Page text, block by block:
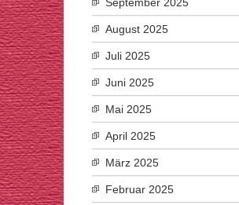
August 2025
Juli 2025
Juni 2025
Mai 2025
April 2025
März 2025
Februar 2025